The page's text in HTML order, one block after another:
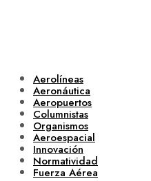
Aerolíneas
Aeronáutica
Aeropuertos
Columnistas
Organismos
Aeroespacial
Innovación
Normatividad
Fuerza Aérea